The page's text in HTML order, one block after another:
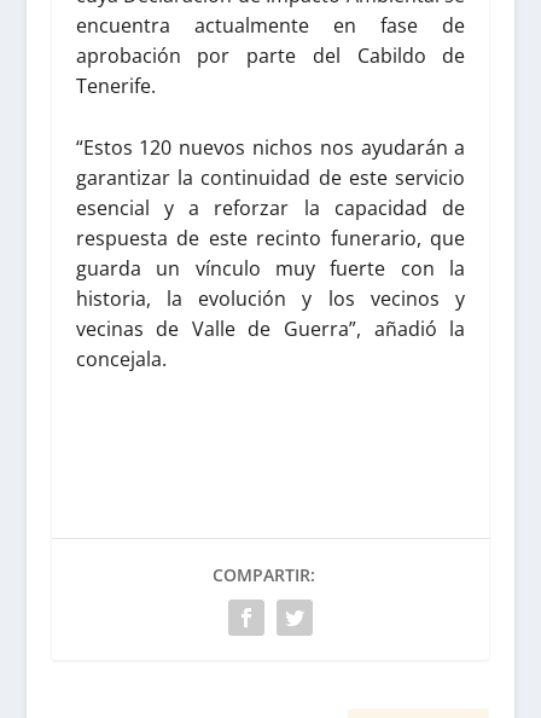
encuentra actualmente en fase de
aprobación por parte del Cabildo de
Tenerife.
“Estos 120 nuevos nichos nos ayudarán a
garantizar la continuidad de este servicio
esencial y a reforzar la capacidad de
respuesta de este recinto funerario, que
guarda un vínculo muy fuerte con la
historia, la evolución y los vecinos y
vecinas de Valle de Guerra”, añadió la
concejala.
COMPARTIR: